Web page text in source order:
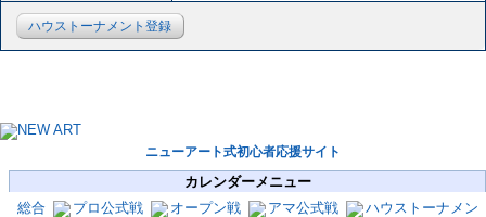
ハウストーナメント登録
ニューアート式初心者応援サイト
カレンダーメニュー
総合
プロ公式戦 オープン戦 アマ公式戦
ハウストーナメン